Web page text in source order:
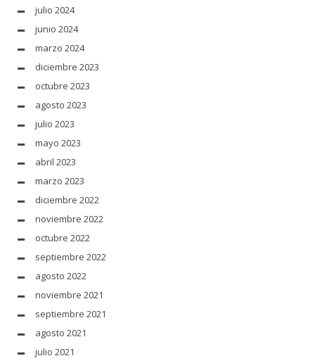
julio 2024
junio 2024
marzo 2024
diciembre 2023
octubre 2023
agosto 2023
julio 2023
mayo 2023
abril 2023
marzo 2023
diciembre 2022
noviembre 2022
octubre 2022
septiembre 2022
agosto 2022
noviembre 2021
septiembre 2021
agosto 2021
julio 2021